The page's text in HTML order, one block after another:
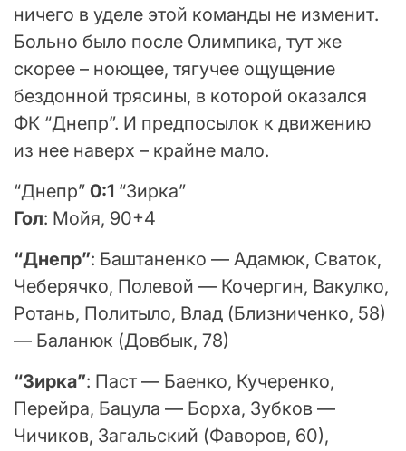
ничего в уделе этой команды не изменит.
Больно было после Олимпика, тут же
скорее – ноющее, тягучее ощущение
бездонной трясины, в которой оказался
ФК “Днепр”. И предпосылок к движению
из нее наверх – крайне мало.
“Днепр” 0:1 “Зирка”
Гол: Мойя, 90+4
“Днепр”: Баштаненко — Адамюк, Сваток,
Чеберячко, Полевой — Кочергин, Вакулко,
Ротань, Политыло, Влад (Близниченко, 58)
— Баланюк (Довбык, 78)
“Зирка”: Паст — Баенко, Кучеренко,
Перейра, Бацула — Борха, Зубков —
Чичиков, Загальский (Фаворов, 60),